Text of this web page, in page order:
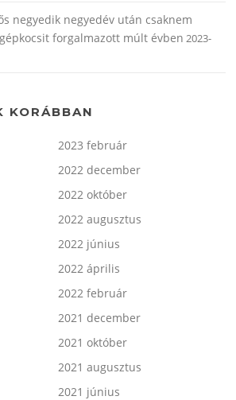
negyedik negyedév után csaknem
forgalmazott múlt évben 2023-
KORÁBBAN
2023 február
2022 december
2022 október
2022 augusztus
2022 június
2022 április
2022 február
2021 december
2021 október
2021 augusztus
2021 június